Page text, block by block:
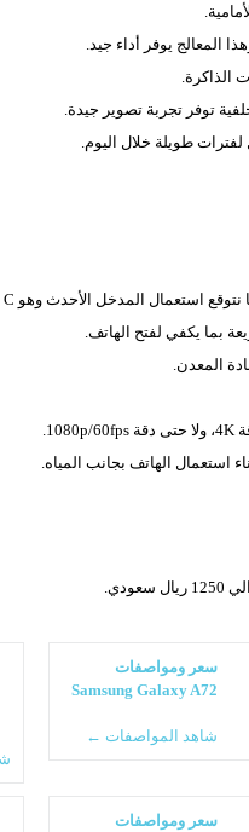
المعالج يوفر أداء جيد.
توفر تجربة تصوير جيدة.
بما يكفي لفتح الهاتف.
المعدن.
4K، ولا حتى دقة 1080p/60fps.
استعمال الهاتف بجانب المياه.
سعر ومواصفات
Samsung Galaxy A72
شاهد المواصفات ←
سعر ومواصفات